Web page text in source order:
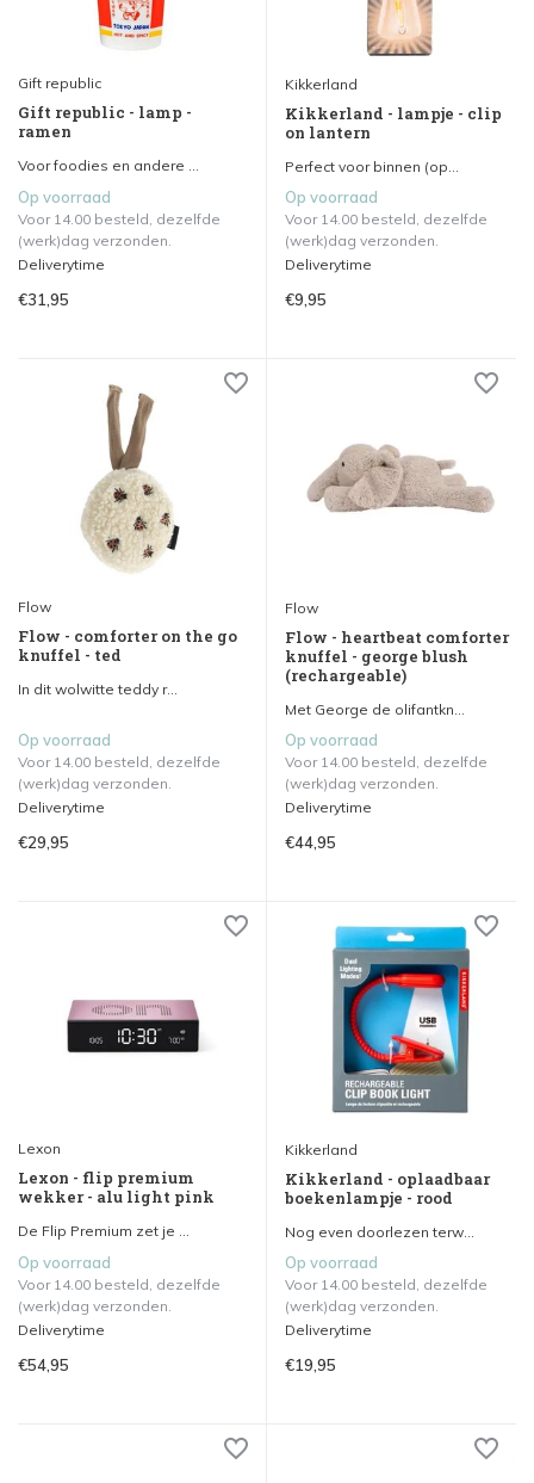
Gift republic
Gift republic - lamp -
ramen
Voor foodies en andere ...
Op voorraad
Voor 14.00 besteld, dezelfde
(werk)dag verzonden.
Deliverytime
€31,95
Kikkerland
Kikkerland - lampje - clip
on lantern
Perfect voor binnen (op...
Op voorraad
Voor 14.00 besteld, dezelfde
(werk)dag verzonden.
Deliverytime
€9,95
Flow
Flow - comforter on the go
knuffel - ted
In dit wolwitte teddy r...
Op voorraad
Voor 14.00 besteld, dezelfde
(werk)dag verzonden.
Deliverytime
€29,95
Flow
Flow - heartbeat comforter
knuffel - george blush
(rechargeable)
Met George de olifantkn...
Op voorraad
Voor 14.00 besteld, dezelfde
(werk)dag verzonden.
Deliverytime
€44,95
Lexon
Lexon - flip premium
wekker - alu light pink
De Flip Premium zet je ...
Op voorraad
Voor 14.00 besteld, dezelfde
(werk)dag verzonden.
Deliverytime
€54,95
Kikkerland
Kikkerland - oplaadbaar
boekenlampje - rood
Nog even doorlezen terw...
Op voorraad
Voor 14.00 besteld, dezelfde
(werk)dag verzonden.
Deliverytime
€19,95